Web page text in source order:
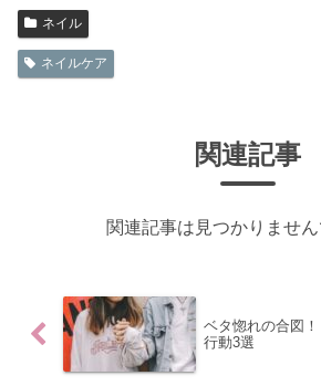
ネイル
ネイルケア
関連記事
関連記事は見つかりません
ベタ惚れの合図
行動3選